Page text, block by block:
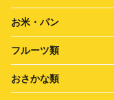
お米・パン
フルーツ類
おさかな類